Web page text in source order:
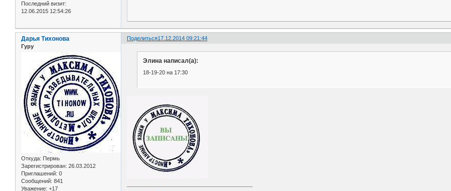
Последний визит:
12.06.2015 12:54:26
Поделиться17.12.2014 09:21:44
Дарья Тихонова
Гуру
Откуда: Пермь
Зарегистрирован: 26.03.2012
Приглашений: 0
Сообщений: 841
Уважение: +17
Элина написал(а):
18-19-20 на 17:30